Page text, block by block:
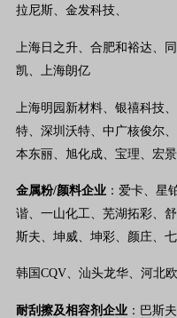
拉尼斯、金发科技、
上海日之升、合肥和裕达、
凯、上海朗亿
上海明园新材料、银禧科技
特、深圳沃特、中广核俊尔、
本东丽、旭化成、宝理、宏景
金属粉/颜料企业 ：爱卡、星
谐、一山化工、 芜湖拓彩、
斯夫、坤威、坤彩、颜庄、七
韩国CQV、汕头龙华、河北欧
耐刮擦及相容剂企业 ：巴斯